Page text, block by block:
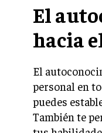
El
hacia
El
personal en
puedes
También te